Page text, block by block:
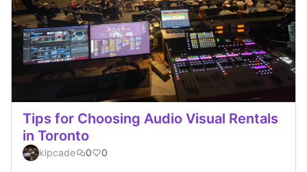
Tips for Choosing Audio Visual Rentals
in Toronto
kipcade 0 0